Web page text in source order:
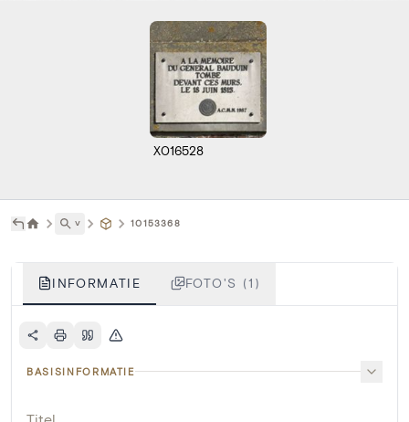
X016528
˅ 10153368
INFORMATIE FOTO'S (1)
BASISINFORMATIE